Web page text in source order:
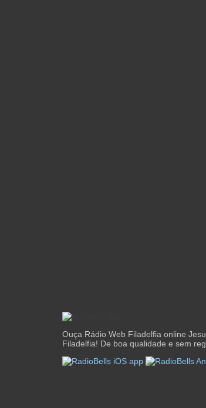
Ouça Rádio Web Filadelfia online
Filadelfia! De boa qualidade e sem